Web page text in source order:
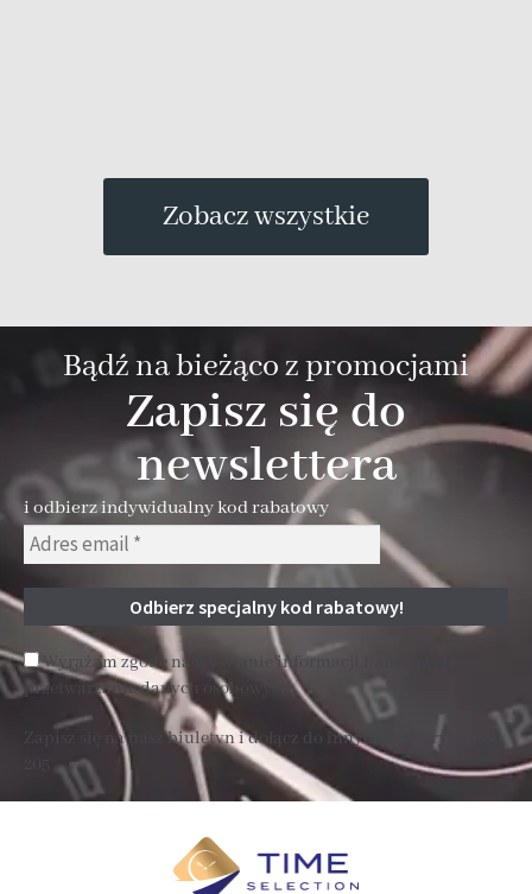
Zobacz wszystkie
Bądź na bieżąco z promocjami
Zapisz się do
newslettera
i odbierz indywidualny kod rabatowy
Wyrażam zgodę na wysyłanie informacji handlowej i
przetwarzanie danych osobowych
Zapisz się na nasz biuletyn i dołącz do innych subskrybentów